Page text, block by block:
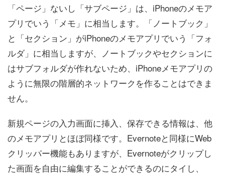
「ページ」ないし「サブページ」は、iPhoneのメモア
プリでいう「メモ」に相当します。「ノートブック」
と「セクション」がiPhoneのメモアプリでいう「フォ
ルダ」に相当しますが、ノートブックやセクションに
はサブフォルダが作れないため、iPhoneメモアプリの
ように無限の階層的ネットワークを作ることはできま
せん。
新規ページの入力画面に挿入、保存できる情報は、他
のメモアプリとほぼ同様です。Evernoteと同様にWeb
クリッパー機能もありますが、Evernoteがクリップし
た画面を自由に編集することができるのにタイし、